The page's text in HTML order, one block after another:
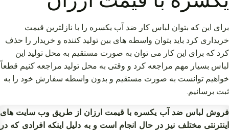
برای این که بتوان لباس کار ضد آب یکسره را با نازلترین قیمت
خریداری کرد باید بتوان واسطه های بین تولید کننده و خریدار را حذف
کرد که برای این کار می توان به صورت مستقیم به محل تولید این
لباس بسیار مهم مراجعه کرد و وقتی به محل تولید مراجعه کنیم قطعاً
خواهیم توانست به صورت مستقیم و بدون واسطه سفارش خود را به
ثبت برسانیم.
فروش لباس ضد آب یکسره با قیمت ارزان از طریق وب سایت های
اینترنتی مختلف نیز در حال انجام است و به دلیل اینکه افرادی که در